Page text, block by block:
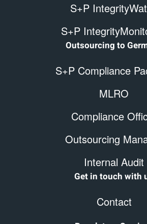
S+P
S+P
Outsourcing to
S+P Compliance
MLRO
Compliance
Outsourcing
Internal Audit
Get in touch with
Contact